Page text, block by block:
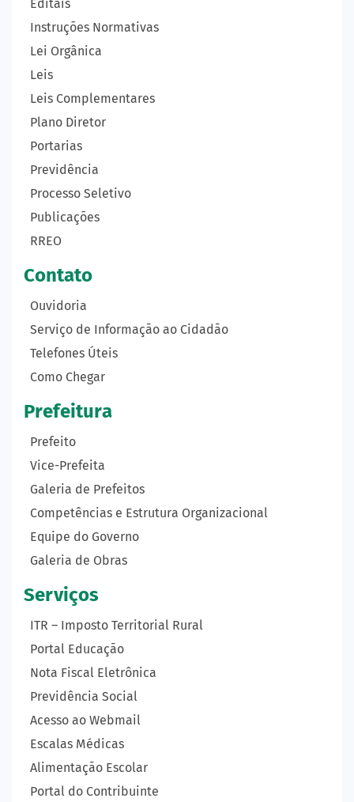
Editais
Instruções Normativas
Lei Orgânica
Leis
Leis Complementares
Plano Diretor
Portarias
Previdência
Processo Seletivo
Publicações
RREO
Contato
Ouvidoria
Serviço de Informação ao Cidadão
Telefones Úteis
Como Chegar
Prefeitura
Prefeito
Vice-Prefeita
Galeria de Prefeitos
Competências e Estrutura Organizacional
Equipe do Governo
Galeria de Obras
Serviços
ITR – Imposto Territorial Rural
Portal Educação
Nota Fiscal Eletrônica
Previdência Social
Acesso ao Webmail
Escalas Médicas
Alimentação Escolar
Portal do Contribuinte